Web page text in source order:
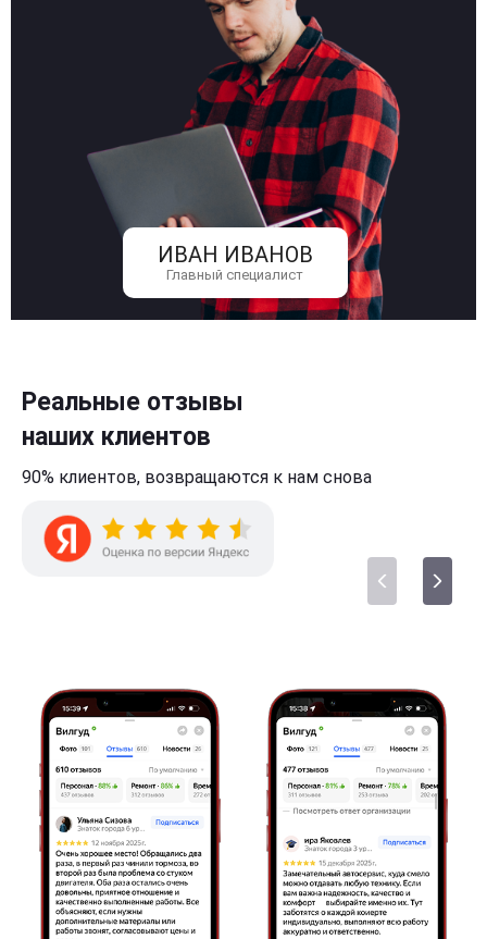
ИВАН ИВАНОВ
Главный специалист
Реальные отзывы
наших клиентов
90% клиентов, возвращаются к нам снова